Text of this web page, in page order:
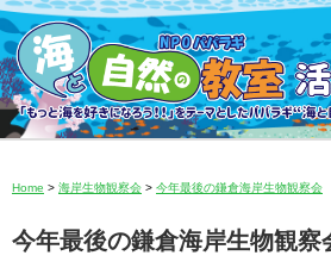
Home > 海岸生物観察会 > 今年最後の鎌倉海岸生物観察会
今年最後の鎌倉海岸生物観察